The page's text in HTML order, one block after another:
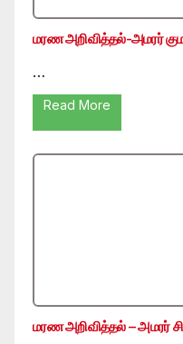
மரண அறிவித்தல்-அமரர்
…
Read More
மரண அறிவித்தல் – அமரர்